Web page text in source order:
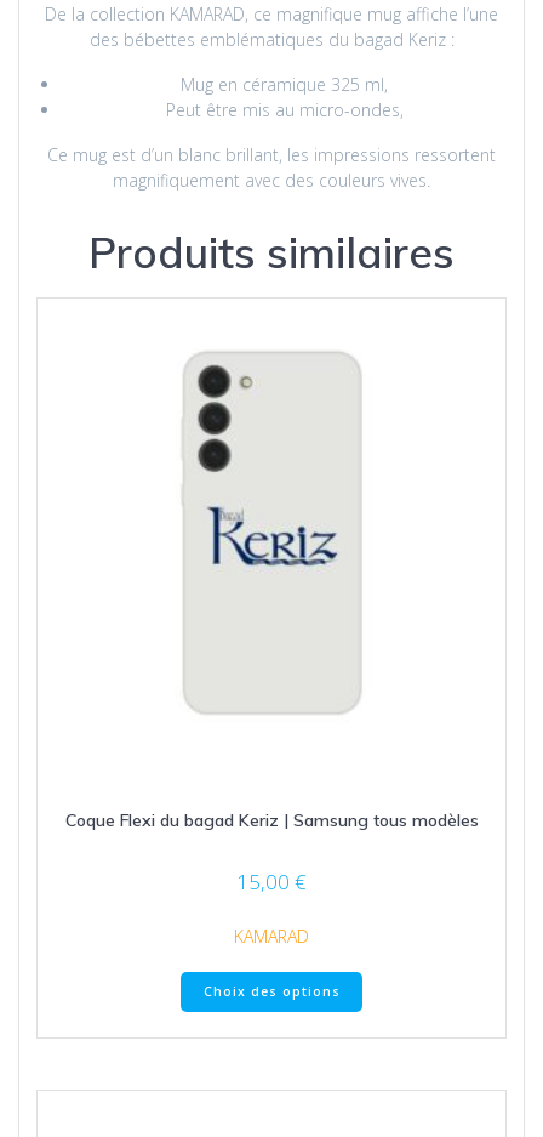
De la collection KAMARAD, ce magnifique mug affiche l’une
des bébettes emblématiques du bagad Keriz :
Mug en céramique 325 ml,
Peut être mis au micro-ondes,
Ce mug est d’un blanc brillant, les impressions ressortent
magnifiquement avec des couleurs vives.
Produits similaires
Coque Flexi du bagad Keriz | Samsung tous modèles
15,00 €
KAMARAD
Choix des options
Ce
plusieurs
Les